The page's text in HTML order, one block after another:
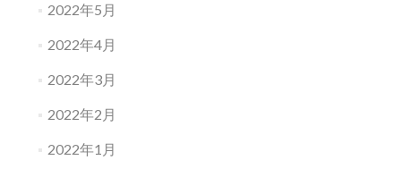
2022年5月
2022年4月
2022年3月
2022年2月
2022年1月